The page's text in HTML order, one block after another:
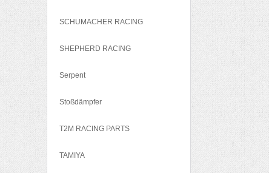
SCHUMACHER RACING
SHEPHERD RACING
Serpent
Stoßdämpfer
T2M RACING PARTS
TAMIYA